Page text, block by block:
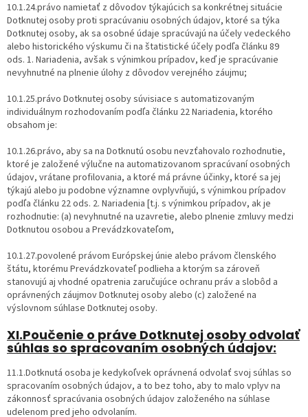
10.1.24.právo namietať z dôvodov týkajúcich sa konkrétnej situácie
Dotknutej osoby proti spracúvaniu osobných údajov, ktoré sa týka
Dotknutej osoby, ak sa osobné údaje spracúvajú na účely vedeckého
alebo historického výskumu či na štatistické účely podľa článku 89
ods. 1. Nariadenia, avšak s výnimkou prípadov, keď je spracúvanie
nevyhnutné na plnenie úlohy z dôvodov verejného záujmu;
10.1.25.právo Dotknutej osoby súvisiace s automatizovaným
individuálnym rozhodovaním podľa článku 22 Nariadenia, ktorého
obsahom je:
10.1.26.právo, aby sa na Dotknutú osobu nevzťahovalo rozhodnutie,
ktoré je založené výlučne na automatizovanom spracúvaní osobných
údajov, vrátane profilovania, a ktoré má právne účinky, ktoré sa jej
týkajú alebo ju podobne významne ovplyvňujú, s výnimkou prípadov
podľa článku 22 ods. 2. Nariadenia [t.j. s výnimkou prípadov, ak je
rozhodnutie: (a) nevyhnutné na uzavretie, alebo plnenie zmluvy medzi
Dotknutou osobou a Prevádzkovateľom,
10.1.27.povolené právom Európskej únie alebo právom členského
štátu, ktorému Prevádzkovateľ podlieha a ktorým sa zároveň
stanovujú aj vhodné opatrenia zaručujúce ochranu práv a slobôd a
oprávnených záujmov Dotknutej osoby alebo (c) založené na
výslovnom súhlase Dotknutej osoby.
XI.Poučenie o práve Dotknutej osoby odvolať
súhlas so spracovaním osobných údajov:
11.1.Dotknutá osoba je kedykoľvek oprávnená odvolať svoj súhlas so
spracovaním osobných údajov, a to bez toho, aby to malo vplyv na
zákonnosť spracúvania osobných údajov založeného na súhlase
udelenom pred jeho odvolaním.